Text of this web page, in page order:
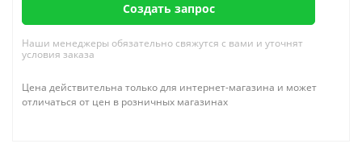
Создать запрос
Наши менеджеры обязательно свяжутся с вами и уточнят
условия заказа
Цена действительна только для интернет-магазина и может
отличаться от цен в розничных магазинах